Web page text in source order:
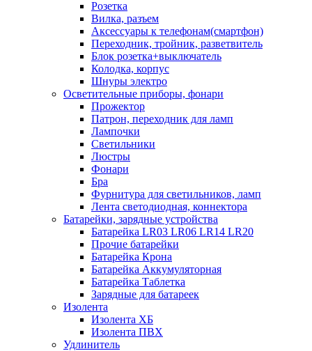
Розетка
Вилка, разъем
Аксессуары к телефонам(смартфон)
Переходник, тройник, разветвитель
Блок розетка+выключатель
Колодка, корпус
Шнуры электро
Осветительные приборы, фонари
Прожектор
Патрон, переходник для ламп
Лампочки
Светильники
Люстры
Фонари
Бра
Фурнитура для светильников, ламп
Лента светодиодная, коннектора
Батарейки, зарядные устройства
Батарейка LR03 LR06 LR14 LR20
Прочие батарейки
Батарейка Крона
Батарейка Аккумуляторная
Батарейка Таблетка
Зарядные для батареек
Изолента
Изолента ХБ
Изолента ПВХ
Удлинитель